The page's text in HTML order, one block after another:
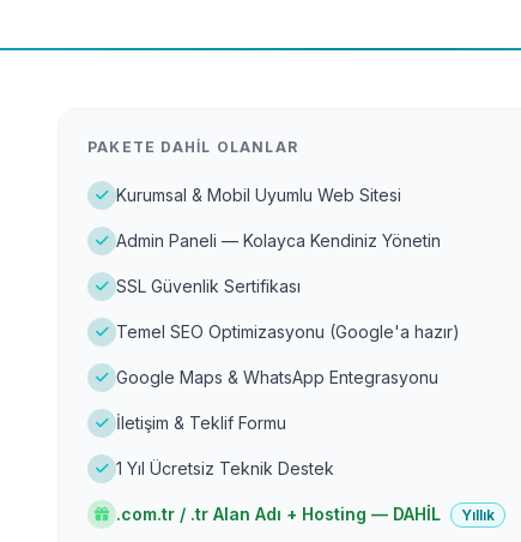
PAKETE DAHIL OLANLAR
Kurumsal & Mobil Uyumlu Web Sitesi
Admin Paneli — Kolayca Kendiniz Yönetin
SSL Güvenlik Sertifikası
Temel SEO Optimizasyonu (Google'a hazır)
Google Maps & WhatsApp Entegrasyonu
İletişim & Teklif Formu
1 Yıl Ücretsiz Teknik Destek
.com.tr / .tr Alan Adı + Hosting — DAHİL Yıllık